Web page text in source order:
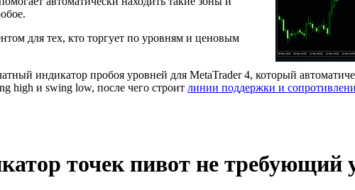
для тех, кто торгует по уровням и ценовым
индикатор пробоя уровней для MetaTrader 4, который
high и swing low, после чего строит линии поддержки и
точек пивот не требующий